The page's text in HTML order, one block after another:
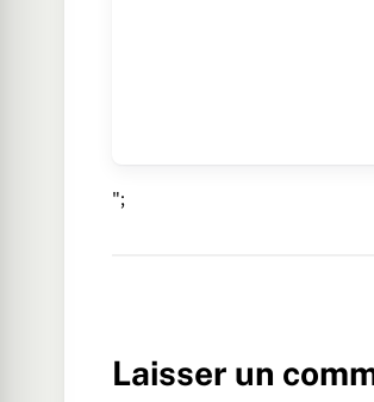
";
Laisser un